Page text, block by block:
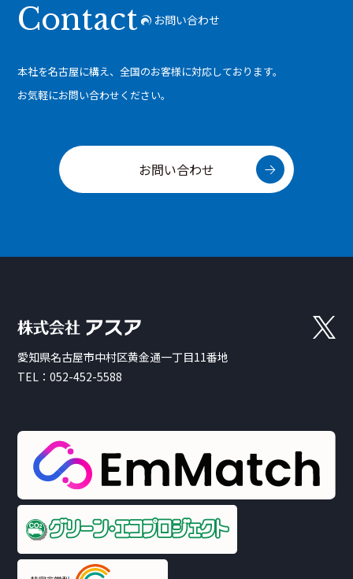
Contact お問い合わせ
本社を名古屋に構え、全国のお客様に対応しております。
お気軽にお問い合わせください。
お問い合わせ
愛知県名古屋市中村区黄金通一丁目11番地
TEL：052-452-5588